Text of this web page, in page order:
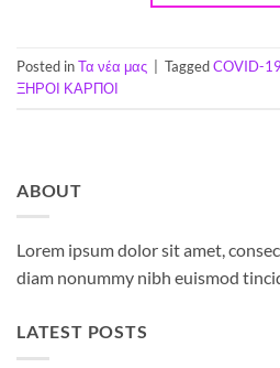
Posted inΤα νέα μας TaggedCOVID-19
ΞΗΡΟΙ ΚΑΡΠΟΙ
ABOUT
Lorem ipsum dolor sit amet,
diam nonummy nibh euismod
LATEST POSTS